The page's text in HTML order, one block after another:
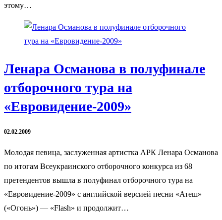
этому…
Ленара Османова в полуфинале
отборочного тура на
«Евровидение-2009»
02.02.2009
Молодая певица, заслуженная артистка АРК Ленара Османова
по итогам Всеукраинского отборочного конкурса из 68
претендентов вышла в полуфинал отборочного тура на
«Евровидение-2009» с английской версией песни «Атеш»
(«Огонь») — «Flash» и продолжит…